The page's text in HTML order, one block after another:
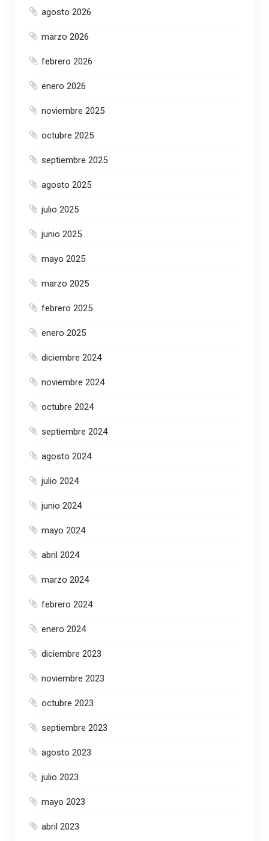
agosto 2026
marzo 2026
febrero 2026
enero 2026
noviembre 2025
octubre 2025
septiembre 2025
agosto 2025
julio 2025
junio 2025
mayo 2025
marzo 2025
febrero 2025
enero 2025
diciembre 2024
noviembre 2024
octubre 2024
septiembre 2024
agosto 2024
julio 2024
junio 2024
mayo 2024
abril 2024
marzo 2024
febrero 2024
enero 2024
diciembre 2023
noviembre 2023
octubre 2023
septiembre 2023
agosto 2023
julio 2023
mayo 2023
abril 2023